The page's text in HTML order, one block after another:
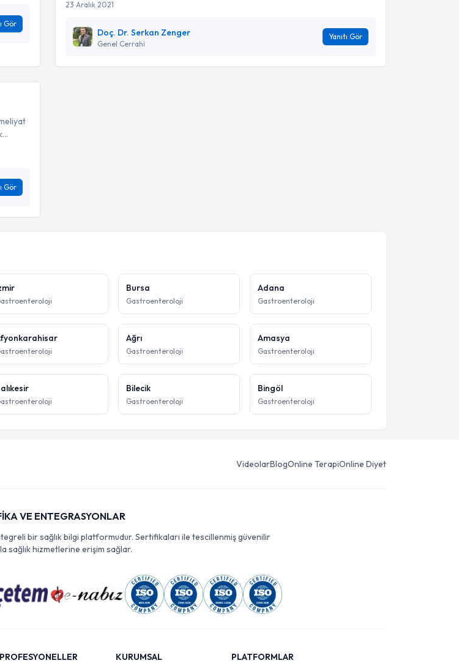
Gör
23 Aralık 2021
Doç. Dr. Serkan Zenger
Genel Cerrahi
Yanıtı Gör
Gör
Bursa
Gastroenteroloji
Adana
Gastroenteroloji
Ağrı
Gastroenteroloji
Amasya
Gastroenteroloji
Bilecik
Gastroenteroloji
Bingöl
Gastroenteroloji
VideolarBlogOnline TerapiOnline Diyet
VE ENTEGRASYONLAR
bir sağlık bilgi platformudur. Sertifikaları ile tescillenmiş güvenilir
sağlık hizmetlerine erişim sağlar.
PROFESYONELLER KURUMSAL PLATFORMLAR